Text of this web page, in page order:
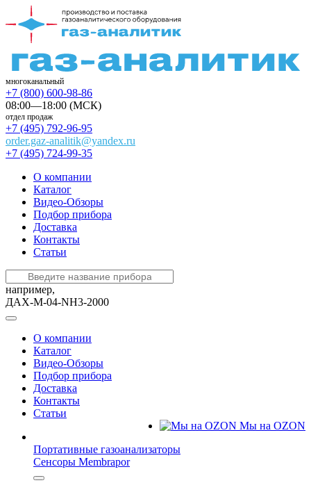
многоканальный
+7 (800) 600-98-86
08:00—18:00 (МСК)
отдел продаж
+7 (495) 792-96-95
order.gaz-analitik@yandex.ru
+7 (495) 724-99-35
О компании
Каталог
Видео-Обзоры
Подбор прибора
Доставка
Контакты
Статьи
например,
ДАХ-М-04-NH3-2000
О компании
Каталог
Видео-Обзоры
Подбор прибора
Доставка
Контакты
Статьи
Мы на OZON
Портативные газоанализаторы
Сенсоры Membrapor